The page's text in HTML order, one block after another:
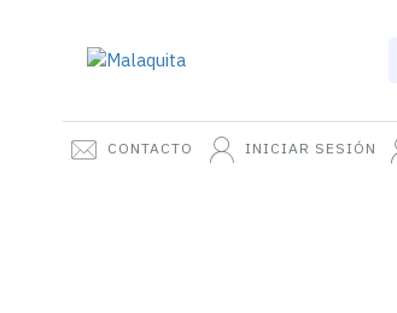
CONTACTO INICIAR SESIÓN